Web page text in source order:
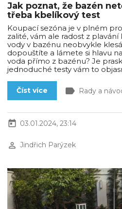
Jak poznat, že bazén
třeba kbelíkový test
Koupací sezóna je v plném
zalité, vám ale radost z plavání
vody v bazénu neobvykle
dopouštíte a lámete si hlavu
voda přímo z bazénu? Je
jednoduché testy vám to
Číst více label Rady a
today 03.01.2024, 23:14
perm_identity Jindřich Parýzek